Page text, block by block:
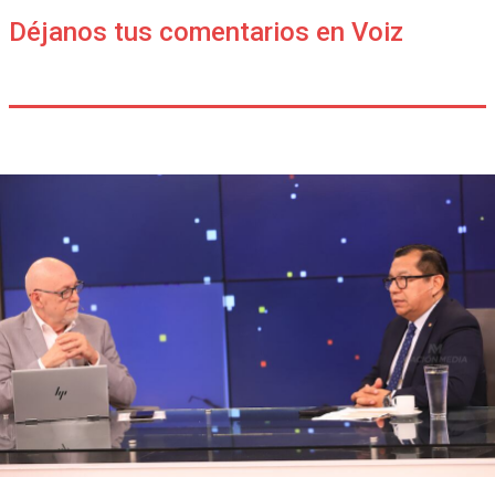
Déjanos tus comentarios en Voiz